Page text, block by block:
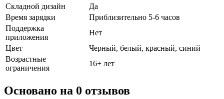
Складной дизайн
Да
Время зарядки
Приблизительно 5-6 часов
Поддержка
приложения
Нет
Цвет
Черный, белый, красный, синий
Возрастные
ограничения
16+ лет
Основано на 0 отзывов